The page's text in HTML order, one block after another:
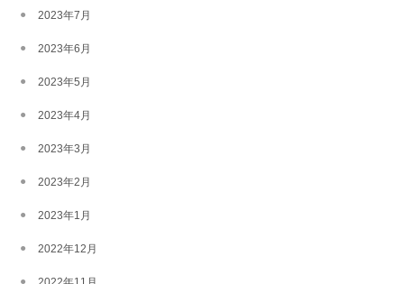
2023年7月
2023年6月
2023年5月
2023年4月
2023年3月
2023年2月
2023年1月
2022年12月